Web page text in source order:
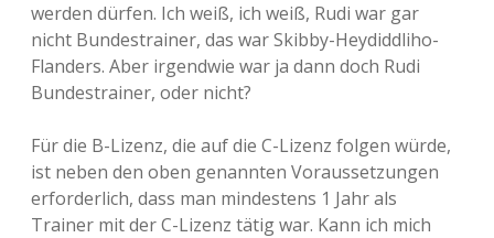
werden dürfen. Ich weiß, ich weiß, Rudi war gar
nicht Bundestrainer, das war Skibby-Heydiddliho-
Flanders. Aber irgendwie war ja dann doch Rudi
Bundestrainer, oder nicht?
Für die B-Lizenz, die auf die C-Lizenz folgen würde,
ist neben den oben genannten Voraussetzungen
erforderlich, dass man mindestens 1 Jahr als
Trainer mit der C-Lizenz tätig war. Kann ich mich